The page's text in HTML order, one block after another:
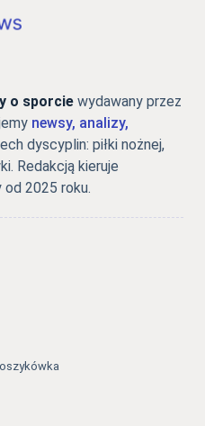
o sporcie wydawany przez
newsy, analizy,
dyscyplin: piłki nożnej,
Redakcją kieruje
od 2025 roku.